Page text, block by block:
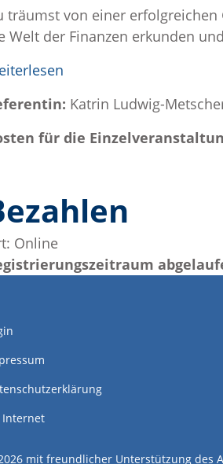
träumst von einer erfolgreichen
Welt der Finanzen erkunden
Katrin Ludwig-
für die
Online
Internet
mit freundlicher Unterstützung des